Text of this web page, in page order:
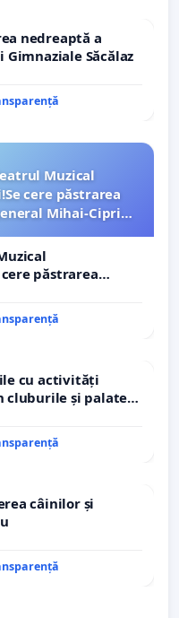
nedreaptă a
Săcălaz
Muzical
cere păstrarea
Mihai-Ciprian
păstrarea
Mihai-Ciprian
cu activități
cluburile și palatele
câinilor și